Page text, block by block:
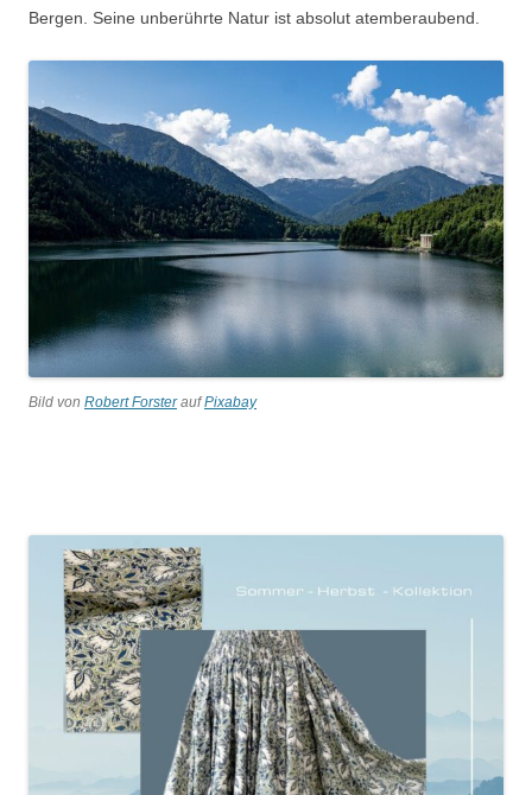
Bergen. Seine unberührte Natur ist absolut atemberaubend.
Bild von Robert ForsteraufPixabay